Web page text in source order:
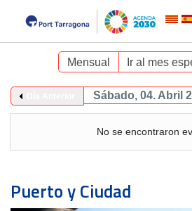
Mensual Ir al mes
Sábado, 04. Abril
No se encontraron
Puerto y Ciudad